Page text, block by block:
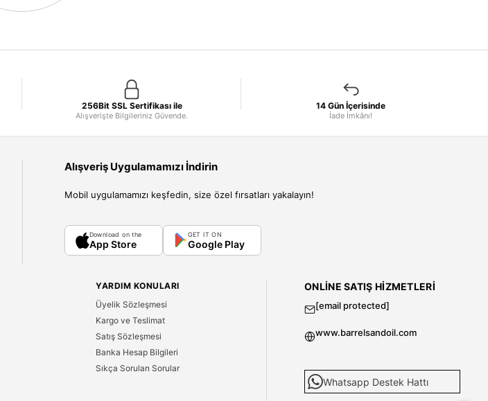
256Bit SSL Sertifikası ile
Alışverişte Bilgileriniz Güvende.
14 Gün İçerisinde
İade İmkânı!
Alışveriş Uygulamamızı İndirin
Mobil uygulamamızı keşfedin, size özel fırsatları yakalayın!
Download on the
App Store
GET IT ON
Google Play
YARDIM KONULARI
Üyelik Sözleşmesi
Kargo ve Teslimat
Satış Sözleşmesi
Banka Hesap Bilgileri
Sıkça Sorulan Sorular
ONLINE SATIŞ HIZMETLERI
[email protected]
www.barrelsandoil.com
Whatsapp Destek Hattı